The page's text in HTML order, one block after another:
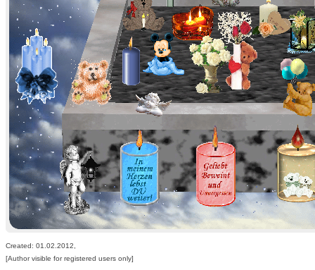
Created: 01.02.2012,
[Author visible for registered users only]